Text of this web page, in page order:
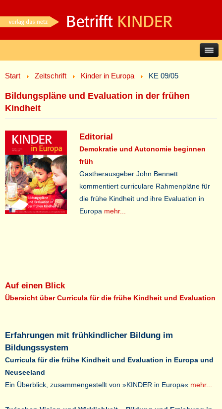
Start Zeitschrift Kinder in Europa KE 09/05
Bildungspläne und Evaluation in der frühen
Kindheit
Editorial
Demokratie und Autonomie beginnen
früh
Gastherausgeber John Bennett
kommentiert curriculare Rahmenpläne für
die frühe Kindheit und ihre Evaluation in
Europa mehr...
Auf einen Blick
Übersicht über Curricula für die frühe Kindheit und Evaluation
Erfahrungen mit frühkindlicher Bildung im
Bildungssystem
Curricula für die frühe Kindheit und Evaluation in Europa und
Neuseeland
Ein Überblick, zusammengestellt von »KINDER in Europa« mehr...